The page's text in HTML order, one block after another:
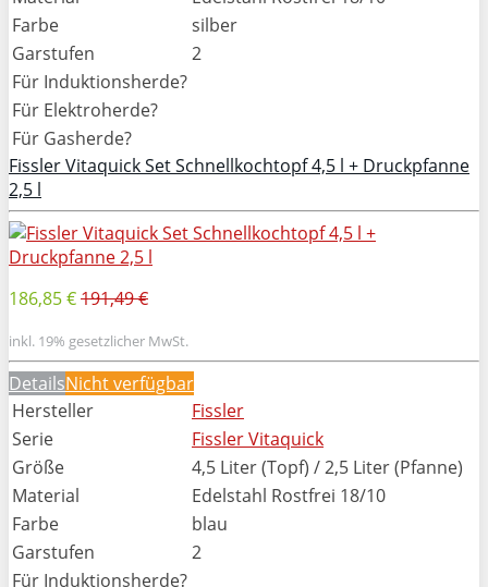
Farbe
silber
Garstufen
2
Für Induktionsherde?
Für Elektroherde?
Für Gasherde?
Fissler Vitaquick Set Schnellkochtopf 4,5 l + Druckpfanne
2,5 l
186,85 €191,49 €
inkl. 19% gesetzlicher MwSt.
DetailsNicht verfügbar
Hersteller
Fissler
Serie
Fissler Vitaquick
Größe
4,5 Liter (Topf) / 2,5 Liter (Pfanne)
Material
Edelstahl Rostfrei 18/10
Farbe
blau
Garstufen
2
Für Induktionsherde?